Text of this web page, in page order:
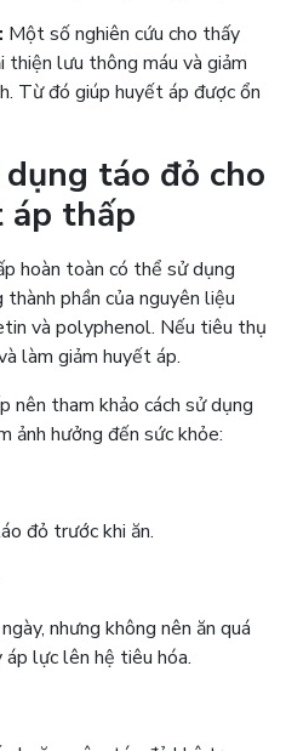
Một số nghiên cứu cho thấy
thiện lưu thông máu và giảm
Từ đó giúp huyết áp được ổn
táo đỏ cho
áp thấp
hoàn toàn có thể sử dụng
phần của nguyên liệu
và polyphenol. Nếu tiêu thụ
làm giảm huyết áp.
nên tham khảo cách sử dụng
ảnh hưởng đến sức khỏe:
đỏ trước khi ăn.
nhưng không nên ăn quá
lực lên hệ tiêu hóa.